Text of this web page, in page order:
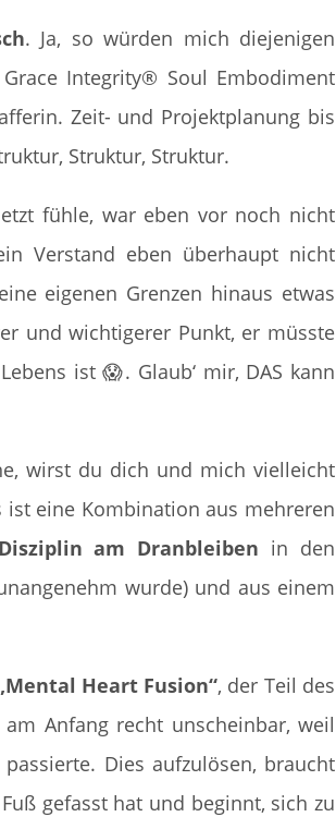
. Ja, so würden mich diejenigen
Integrity® Soul Embodiment
Zeit- und Projektplanung bis
Struktur, Struktur.
fühle, war eben vor noch nicht
Verstand eben überhaupt nicht
eigenen Grenzen hinaus etwas
und wichtigerer Punkt, er müsste
ist😱. Glaub‘ mir, DAS kann
wirst du dich und mich vielleicht
ist eine Kombination aus mehreren
Disziplin am Dranbleiben in den
wurde) und aus einem
Heart Fusion“, der Teil des
Anfang recht unscheinbar, weil
Dies aufzulösen, braucht
gefasst hat und beginnt, sich zu